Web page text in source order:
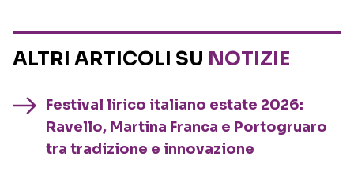
ALTRI ARTICOLI SU NOTIZIE
Festival lirico italiano estate 2026:
Ravello, Martina Franca e Portogruaro
tra tradizione e innovazione